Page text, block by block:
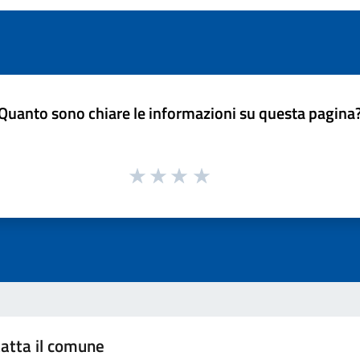
sono chiare le informazioni su questa
il comune